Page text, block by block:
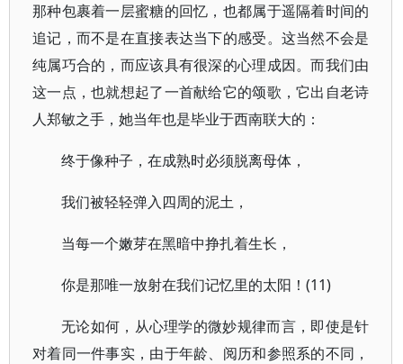
那种包裹着一层蜜糖的回忆，也都属于遥隔着时间的
追记，而不是在直接表达当下的感受。这当然不会是
纯属巧合的，而应该具有很深的心理成因。而我们由
这一点，也就想起了一首献给它的颂歌，它出自老诗
人郑敏之手，她当年也是毕业于西南联大的：
终于像种子，在成熟时必须脱离母体，
我们被轻轻弹入四周的泥土，
当每一个嫩芽在黑暗中挣扎着生长，
你是那唯一放射在我们记忆里的太阳！(11)
无论如何，从心理学的微妙规律而言，即使是针
对着同一件事实，由于年龄、阅历和参照系的不同，